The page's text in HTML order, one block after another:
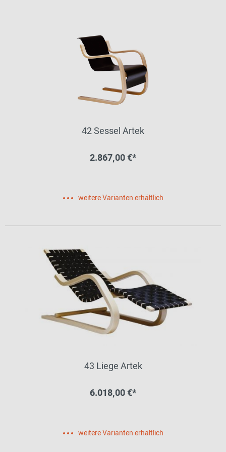
42 Sessel Artek
2.867,00 €*
weitere Varianten erhältlich
43 Liege Artek
6.018,00 €*
weitere Varianten erhältlich